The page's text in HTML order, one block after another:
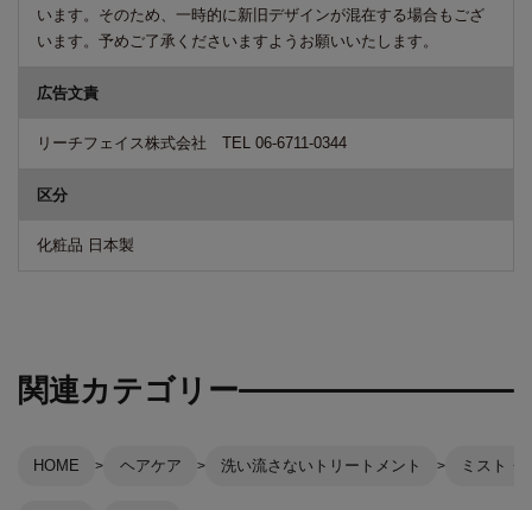
います。そのため、一時的に新旧デザインが混在する場合もござ
います。予めご了承くださいますようお願いいたします。
広告文責
リーチフェイス株式会社 TEL 06-6711-0344
区分
化粧品 日本製
関連カテゴリー
HOME ヘアケア 洗い流さないトリートメント ミスト・